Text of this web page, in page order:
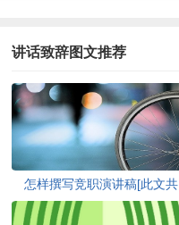
讲话致辞图文推荐
怎样撰写竞职演讲稿[此文共
7858字]